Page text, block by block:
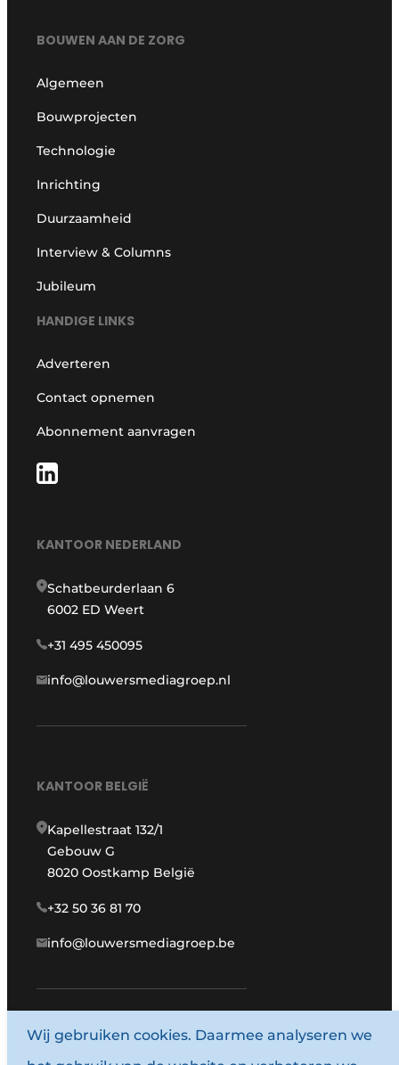
BOUWEN AAN DE ZORG
Algemeen
Bouwprojecten
Technologie
Inrichting
Duurzaamheid
Interview & Columns
Jubileum
HANDIGE LINKS
Adverteren
Contact opnemen
Abonnement aanvragen
KANTOOR NEDERLAND
Schatbeurderlaan 6
6002 ED Weert
+31 495 450095
info@louwersmediagroep.nl
KANTOOR BELGIË
Kapellestraat 132/1
Gebouw G
8020 Oostkamp België
+32 50 36 81 70
info@louwersmediagroep.be
www.louwersmediagroep.com
Wij gebruiken cookies. Daarmee analyseren we